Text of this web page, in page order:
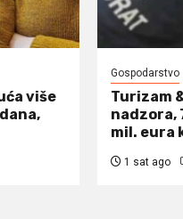
više
Gospodarstvo
Turizam
nadzora,
mil. eura
1 sat ago